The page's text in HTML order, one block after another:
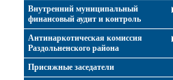
Внутренний муниципальный
финансовый аудит и контроль
Антинаркотическая комиссия
Раздольненского района
Присяжные заседатели